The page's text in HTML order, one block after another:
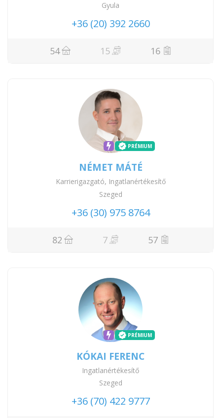
Gyula
+36 (20) 392 2660
54 15 16
PRÉMIUM
NÉMET MÁTÉ
Karrierigazgató, Ingatlanértékesítő
Szeged
+36 (30) 975 8764
82 7 57
PRÉMIUM
KÓKAI FERENC
Ingatlanértékesítő
Szeged
+36 (70) 422 9777